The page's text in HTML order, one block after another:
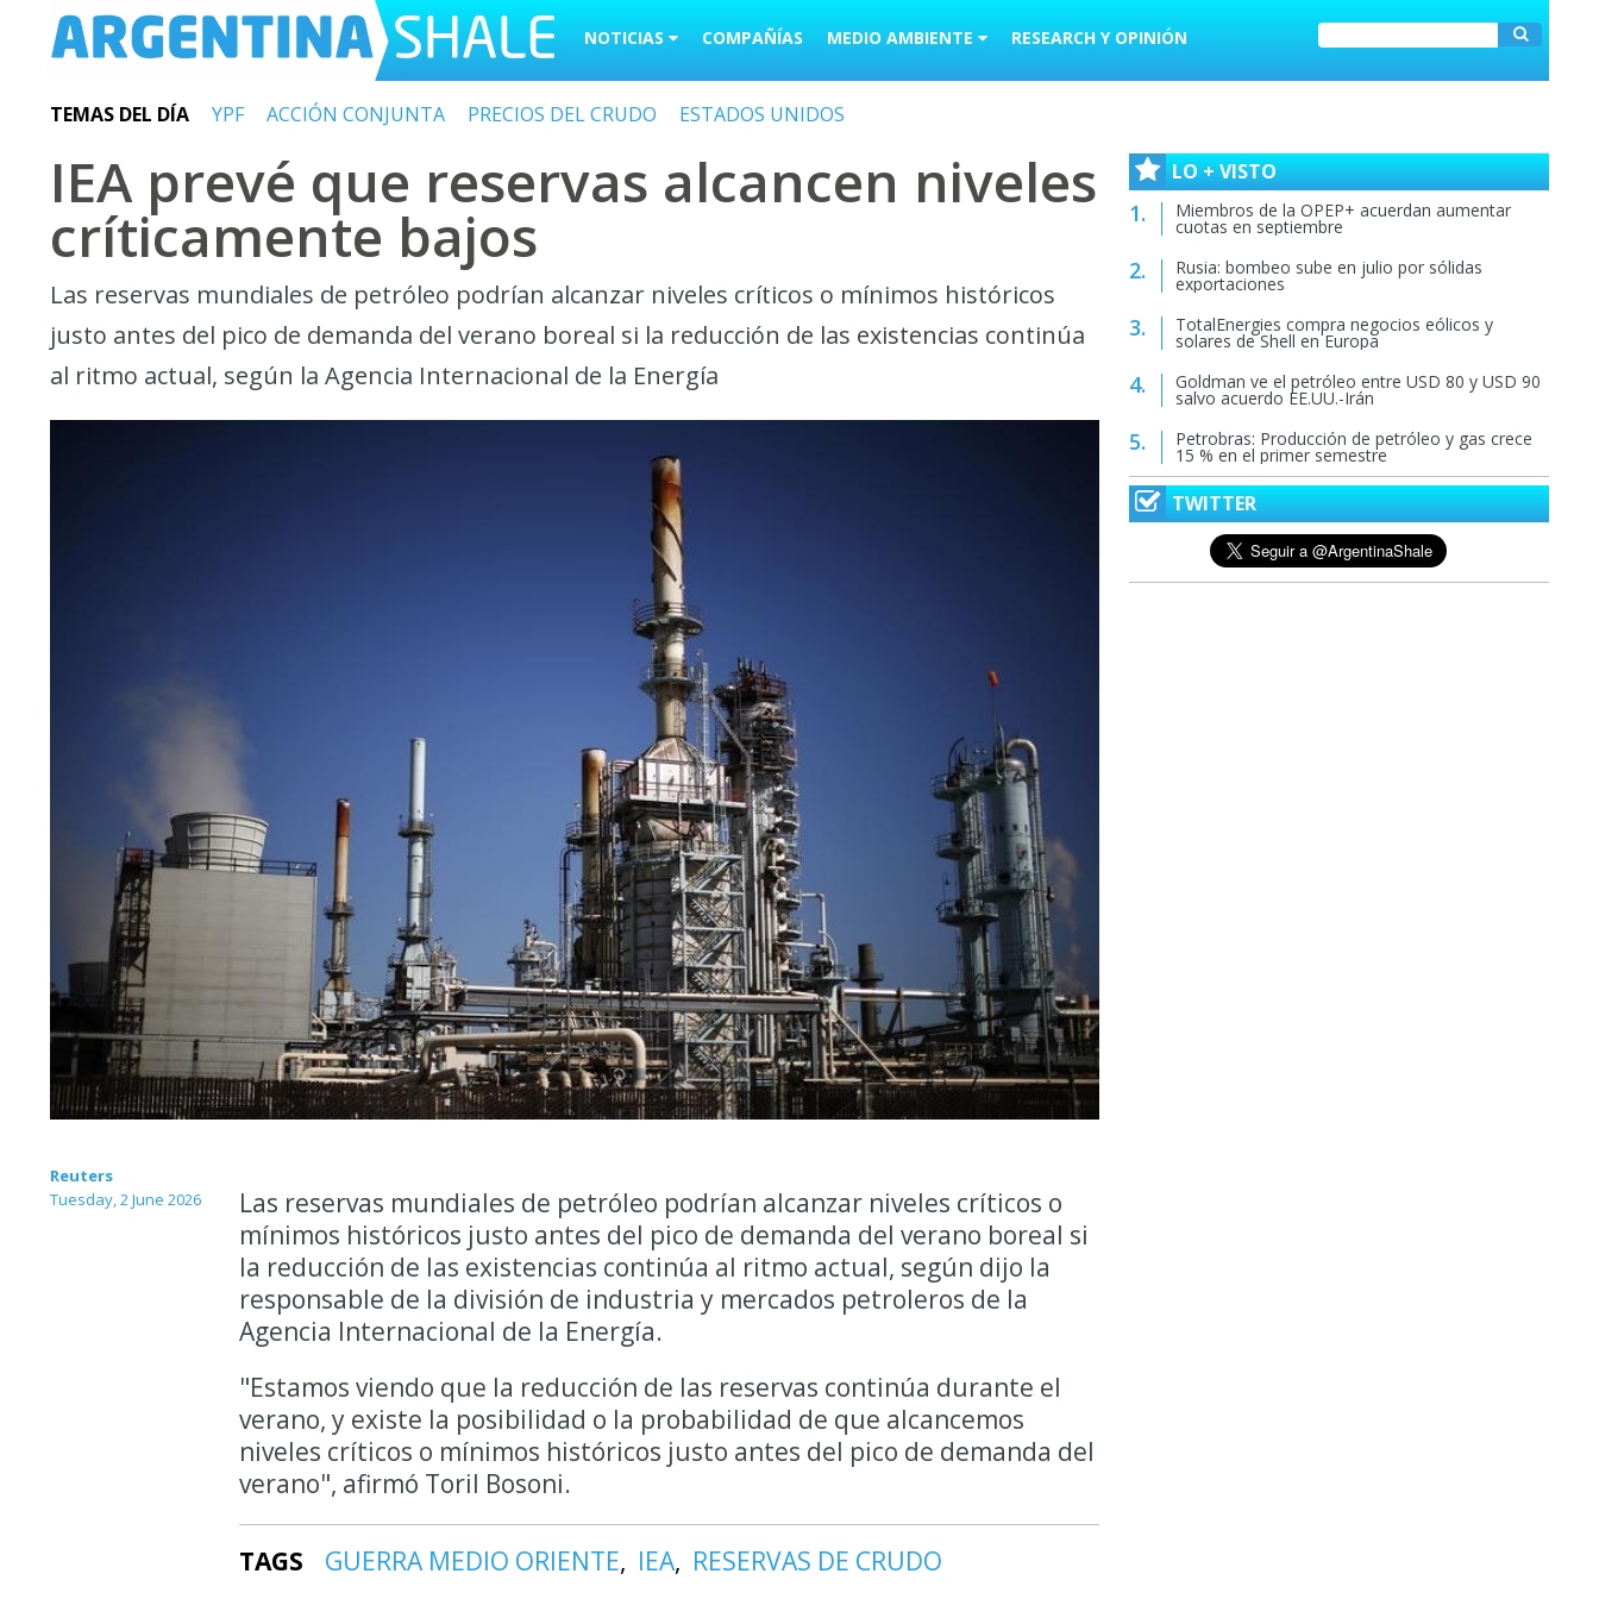
NOTICIAS COMPAÑÍAS MEDIO AMBIENTE RESEARCH Y OPINIÓN
TEMAS DEL DÍA YPF ACCIÓN CONJUNTA PRECIOS DEL CRUDO ESTADOS UNIDOS
IEA prevé que reservas alcancen niveles
críticamente bajos
Las reservas mundiales de petróleo podrían alcanzar niveles críticos o mínimos históricos
justo antes del pico de demanda del verano boreal si la reducción de las existencias continúa
al ritmo actual, según la Agencia Internacional de la Energía
Reuters
Tuesday, 2 June 2026
Las reservas mundiales de petróleo podrían alcanzar niveles críticos o
mínimos históricos justo antes del pico de demanda del verano boreal si
la reducción de las existencias continúa al ritmo actual, según dijo la
responsable de la división de industria y mercados petroleros de la
Agencia Internacional de la Energía.
"Estamos viendo ‌que la reducción de las reservas continúa durante el
verano, y existe la posibilidad o la probabilidad de ‌que alcancemos
niveles ​críticos o mínimos ​históricos justo ​antes del pico ‌de demanda del
verano", ​afirmó ​Toril Bosoni.
TAGS GUERRA MEDIO ORIENTE IEA RESERVAS DE CRUDO
LO + VISTO
Miembros de la OPEP+ acuerdan aumentar
cuotas en septiembre
Rusia: bombeo sube en julio por sólidas
exportaciones
TotalEnergies compra negocios eólicos y
solares de Shell en Europa
Goldman ve el petróleo entre USD 80 y USD 90
salvo acuerdo EE.UU.-Irán
Petrobras: Producción de petróleo y gas crece
15 % en el primer semestre
TWITTER